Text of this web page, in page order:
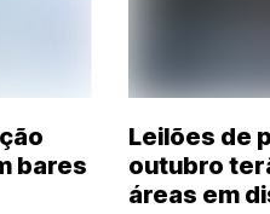
bares
Leilões de
outubro
áreas em